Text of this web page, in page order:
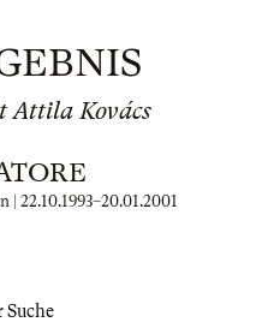
Attila Kovács
| 22.10.1993–20.01.2001
Suche